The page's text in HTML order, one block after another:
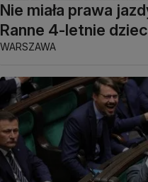
Nie miała prawa
Ranne 4-letnie
WARSZAWA